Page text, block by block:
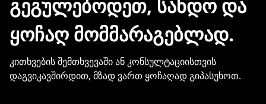
ინფორმაციის გაზიარება.
ᲒᲔᲒᲣᲚᲔᲑᲝᲓᲔᲗ, ᲡᲐᲜᲓᲝ ᲓᲐ
ᲧᲝᲩᲐᲦ ᲛᲝᲛᲛᲐᲠᲐᲒᲔᲑᲚᲐᲓ.
კითხვების შემთხვევაში ან კონსულტაციისთვის
დაგვიკავშირდით, მზად ვართ ყოჩაღად გიპასუხოთ.